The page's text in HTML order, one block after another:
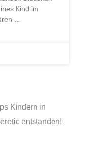
Kind im
Kindern in
entstanden!